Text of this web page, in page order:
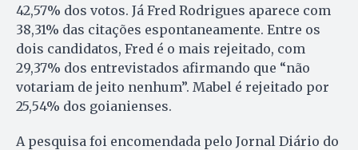
42,57% dos votos. Já Fred Rodrigues aparece com
38,31% das citações espontaneamente. Entre os
dois candidatos, Fred é o mais rejeitado, com
29,37% dos entrevistados afirmando que “não
votariam de jeito nenhum”. Mabel é rejeitado por
25,54% dos goianienses.
A pesquisa foi encomendada pelo Jornal Diário do